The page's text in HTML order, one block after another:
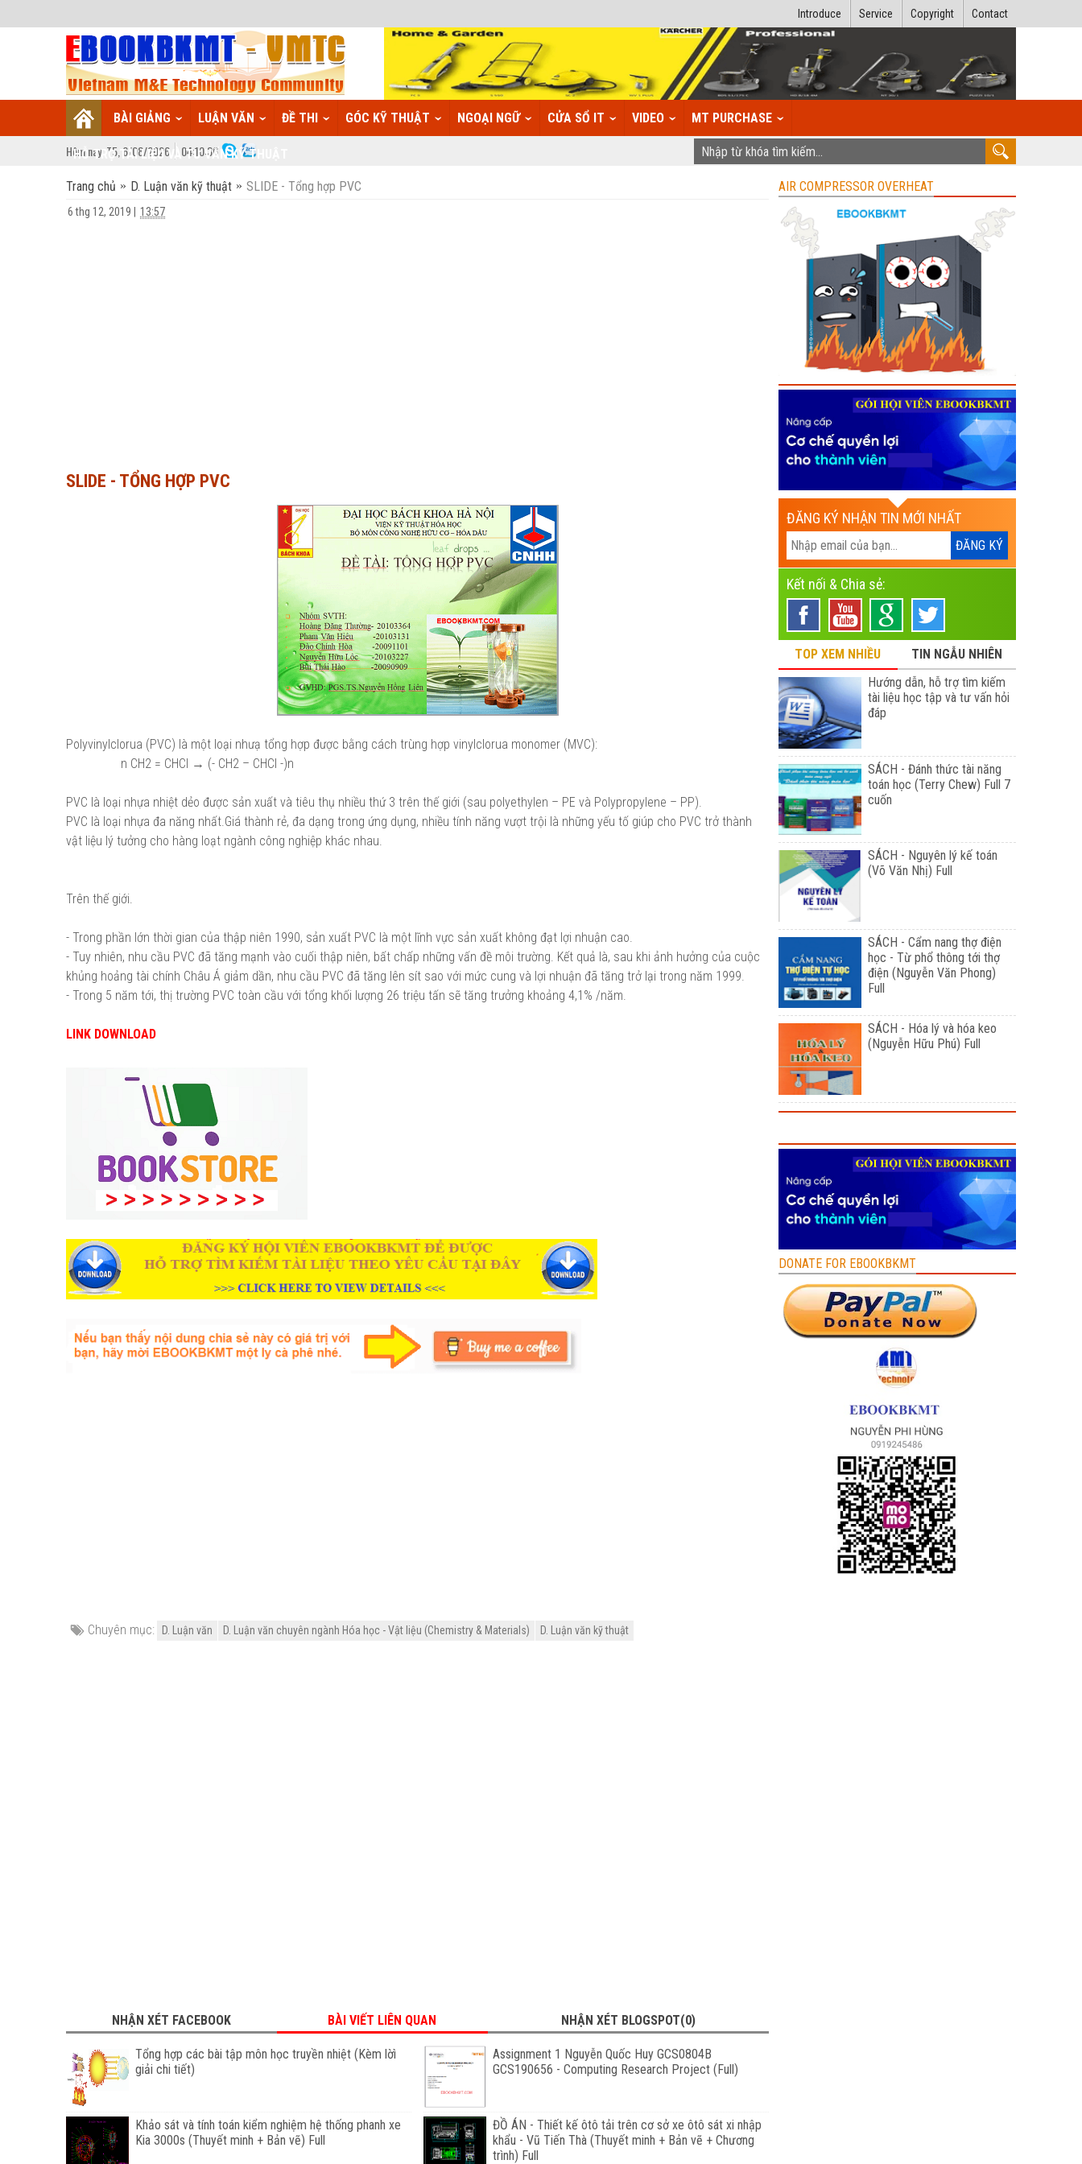
Contact
Copyright
Service
Introduce
BÀI GIẢNG LUẬN VĂN ĐỀ THI GÓC KỸ THUẬT NGOẠI NGỮ CỬA SỔ IT VIDEO MT PURCHASE
HỖ TRỢ TÀI LIỆU VÀ TƯ VẤN KỸ THUẬT
Hôm nay: T5, 6/08/2026 04:10:37
Trang chủ D. Luận văn kỹ thuật SLIDE - Tổng hợp PVC
6 thg 12, 2019 13:57
SLIDE - TỔNG HỢP PVC
Polyvinylclorua (PVC) là một loại nhưạ tổng hợp được bằng cách trùng hợp vinylclorua monomer (MVC):
n CH2 = CHCl → (- CH2 – CHCl -)n
PVC là loại nhựa nhiệt dẻo được sản xuất và tiêu thụ nhiều thứ 3 trên thế giới (sau polyethylen – PE và Polypropylene – PP).
PVC là loại nhựa đa năng nhất.Giá thành rẻ, đa dạng trong ứng dụng, nhiều tính năng vượt trội là những yếu tố giúp cho PVC trở thành
vật liệu lý tưởng cho hàng loạt ngành công nghiệp khác nhau.
Trên thế giới.
- Trong phần lớn thời gian của thập niên 1990, sản xuất PVC là một lĩnh vực sản xuất không đạt lợi nhuận cao.
- Tuy nhiên, nhu cầu PVC đã tăng mạnh vào cuối thập niên, bất chấp những vấn đề môi trường. Kết quả là, sau khi ảnh hưởng của cuộc
khủng hoảng tài chính Châu Á giảm dần, nhu cầu PVC đã tăng lên sít sao với mức cung và lợi nhuận đã tăng trở lại trong năm 1999.
- Trong 5 năm tới, thị trường PVC toàn cầu với tổng khối lượng 26 triệu tấn sẽ tăng trưởng khoảng 4,1% /năm.
LINK DOWNLOAD
Chuyên mục: D. Luận văn D. Luận văn chuyên ngành Hóa học - Vật liệu (Chemistry & Materials) D. Luận văn kỹ thuật
NHẬN XÉT FACEBOOK BÀI VIẾT LIÊN QUAN NHẬN XÉT BLOGSPOT(0)
Tổng hợp các bài tập môn học truyền nhiệt (Kèm lờì
giải chi tiết)
Assignment 1 Nguyễn Quốc Huy GCS0804B
GCS190656 - Computing Research Project (Full)
Khảo sát và tính toán kiểm nghiệm hệ thống phanh xe
Kia 3000s (Thuyết minh + Bản vẽ) Full
ĐỒ ÁN - Thiết kế ôtô tải trên cơ sở xe ôtô sát xi nhập
khẩu - Vũ Tiến Thà (Thuyết minh + Bản vẽ + Chương
trình) Full
AIR COMPRESSOR OVERHEAT
ĐĂNG KÝ NHẬN TIN MỚI NHẤT
Kết nối & Chia sẻ:
TOP XEM NHIỀU
TIN NGẪU NHIÊN
Hướng dẫn, hỗ trợ tìm kiếm
tài liệu học tập và tư vấn hỏi
đáp
SÁCH - Đánh thức tài năng
toán học (Terry Chew) Full 7
cuốn
SÁCH - Nguyên lý kế toán
(Võ Văn Nhị) Full
SÁCH - Cẩm nang thợ điện
học - Từ phổ thông tới thợ
điện (Nguyễn Văn Phong)
Full
SÁCH - Hóa lý và hóa keo
(Nguyễn Hữu Phú) Full
DONATE FOR EBOOKBKMT